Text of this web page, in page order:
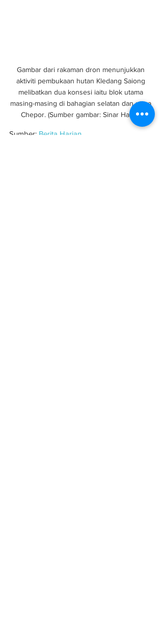
Gambar dari rakaman dron menunjukkan
aktiviti pembukaan hutan Kledang Saiong
melibatkan dua konsesi iaitu blok utama
masing-masing di bahagian selatan dan utara
Chepor. (Sumber gambar: Sinar Harian)
Sumber: Berita Harian